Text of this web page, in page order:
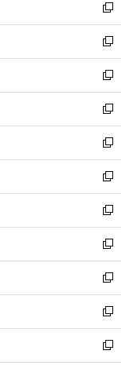
く
で
開
く
い
ウ
ィ
ン
ド
ウ
で
開
く
新
し
い
ウ
ィ
ン
ド
ウ
で
開
く
新
し
い
ウ
ィ
ン
ド
ウ
で
開
く
新
し
い
ウ
ィ
ン
ド
ウ
で
開
く
新
し
い
ウ
ィ
ン
ド
ウ
で
開
く
新
し
い
ウ
ィ
ン
ド
ウ
で
開
く
新
し
い
ウ
ィ
ン
ド
ウ
で
開
く
新
し
い
ウ
ィ
ン
ド
ウ
で
開
新
し
い
ウ
ィ
ン
ド
ウ
新
し
い
ウ
ィ
ン
新
し
い
ウ
新
し